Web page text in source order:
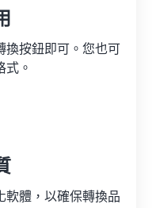
換按鈕即可。您也可
。
軟體，以確保轉換品